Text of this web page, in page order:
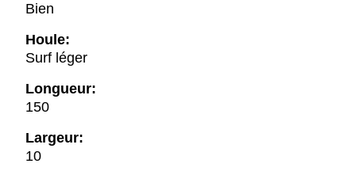
Bien
Houle:
Surf léger
Longueur:
150
Largeur:
10